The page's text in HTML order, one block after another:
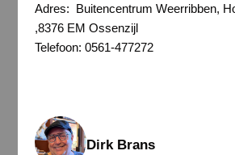
Adres: Buitencentrum Weerribben,
,8376 EM Ossenzijl
Telefoon: 0561-477272
Dirk Brans